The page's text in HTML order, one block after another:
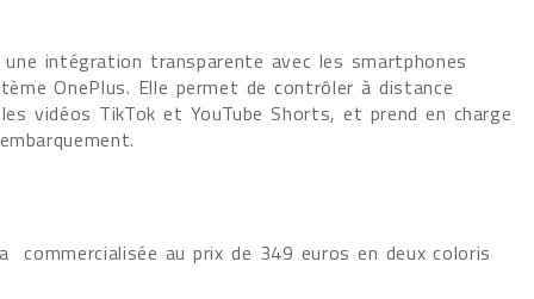
intégration transparente avec les smartphones
OnePlus. Elle permet de contrôler à distance
vidéos TikTok et YouTube Shorts, et prend en charge
au prix de 349 euros en deux coloris